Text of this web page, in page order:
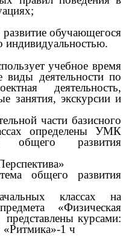
развитие обучающегося
индивидуальностью.
учебное время
виды деятельности по
деятельность,
занятия, экскурсии и
части базисного
определены УМК
общего развития
общего развития
классах на
«Физическая
курсами:
«Ритмика»-1 ч